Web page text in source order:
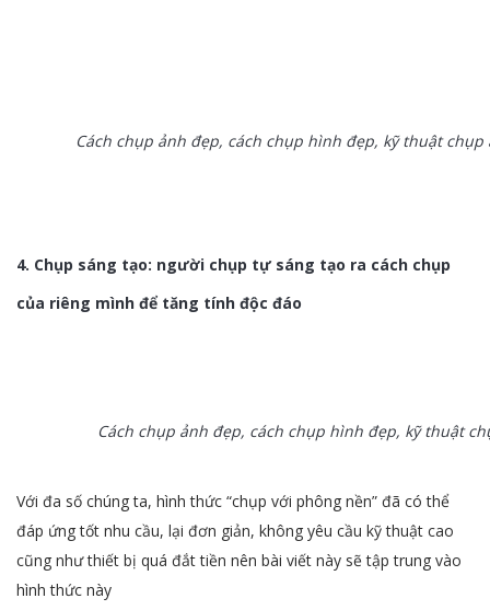
Cách chụp ảnh đẹp, cách chụp hình đẹp, kỹ thuật chụp
4. Chụp sáng tạo: người chụp tự sáng tạo ra cách chụp
của riêng mình để tăng tính độc đáo
Cách chụp ảnh đẹp, cách chụp hình đẹp, kỹ thuật
Với đa số chúng ta, hình thức “chụp với phông nền” đã có thể
đáp ứng tốt nhu cầu, lại đơn giản, không yêu cầu kỹ thuật cao
cũng như thiết bị quá đắt tiền nên bài viết này sẽ tập trung vào
hình thức này